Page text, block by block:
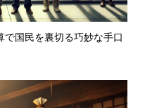
で国民を裏切る巧妙な手口